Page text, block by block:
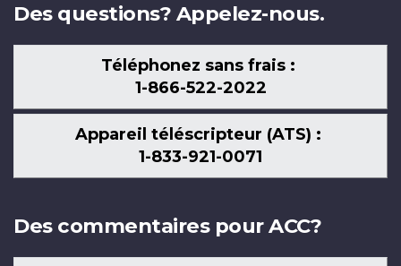
Des questions? Appelez-nous.
Téléphonez sans frais :
1-866-522-2022
Appareil téléscripteur (ATS) :
1-833-921-0071
Des commentaires pour ACC?